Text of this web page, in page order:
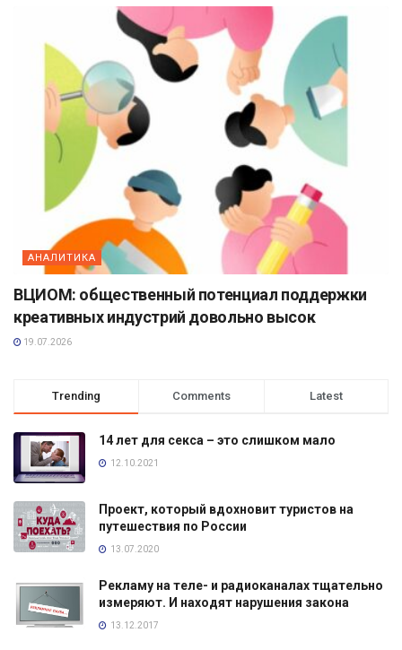
АНАЛИТИКА
ВЦИОМ: общественный потенциал поддержки
креативных индустрий довольно высок
19.07.2026
Trending Comments Latest
14 лет для секса – это слишком мало
12.10.2021
Проект, который вдохновит туристов на
путешествия по России
13.07.2020
Рекламу на теле- и радиоканалах тщательно
измеряют. И находят нарушения закона
13.12.2017